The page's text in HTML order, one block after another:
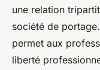
une relation
société de
permet aux
liberté